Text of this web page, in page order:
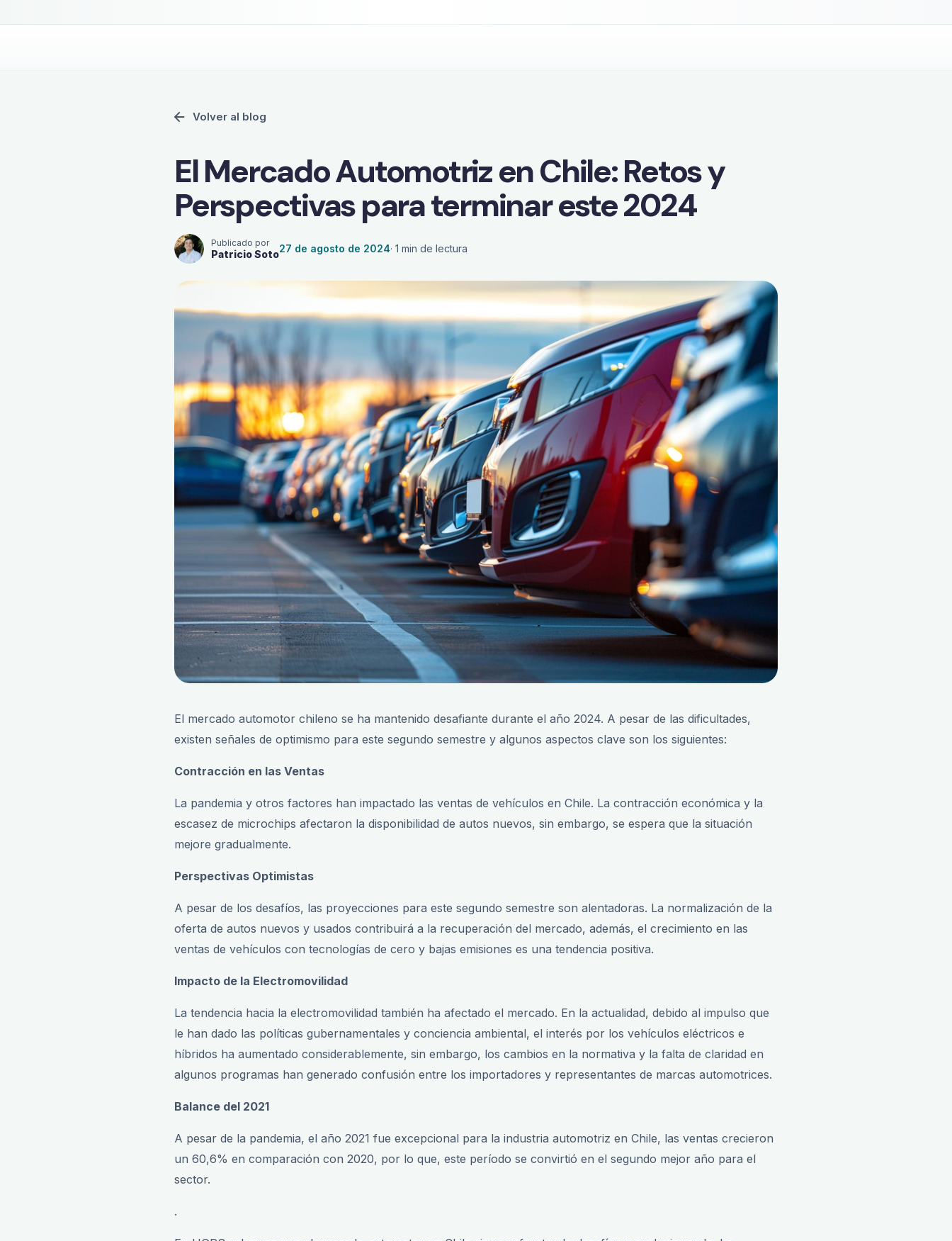
Volver al blog
El Mercado Automotriz en Chile: Retos y
Perspectivas para terminar este 2024
Publicado por
Patricio Soto27 de agosto de 2024· 1 min de lectura
El mercado automotor chileno se ha mantenido desafiante durante el año 2024. A pesar de las dificultades,
existen señales de optimismo para este segundo semestre y algunos aspectos clave son los siguientes:
Contracción en las Ventas
La pandemia y otros factores han impactado las ventas de vehículos en Chile. La contracción económica y la
escasez de microchips afectaron la disponibilidad de autos nuevos, sin embargo, se espera que la situación
mejore gradualmente.
Perspectivas Optimistas
A pesar de los desafíos, las proyecciones para este segundo semestre son alentadoras. La normalización de la
oferta de autos nuevos y usados contribuirá a la recuperación del mercado, además, el crecimiento en las
ventas de vehículos con tecnologías de cero y bajas emisiones es una tendencia positiva.
Impacto de la Electromovilidad
La tendencia hacia la electromovilidad también ha afectado el mercado. En la actualidad, debido al impulso que
le han dado las políticas gubernamentales y conciencia ambiental, el interés por los vehículos eléctricos e
híbridos ha aumentado considerablemente, sin embargo, los cambios en la normativa y la falta de claridad en
algunos programas han generado confusión entre los importadores y representantes de marcas automotrices.
Balance del 2021
A pesar de la pandemia, el año 2021 fue excepcional para la industria automotriz en Chile, las ventas crecieron
un 60,6% en comparación con 2020, por lo que, este período se convirtió en el segundo mejor año para el
sector.
.